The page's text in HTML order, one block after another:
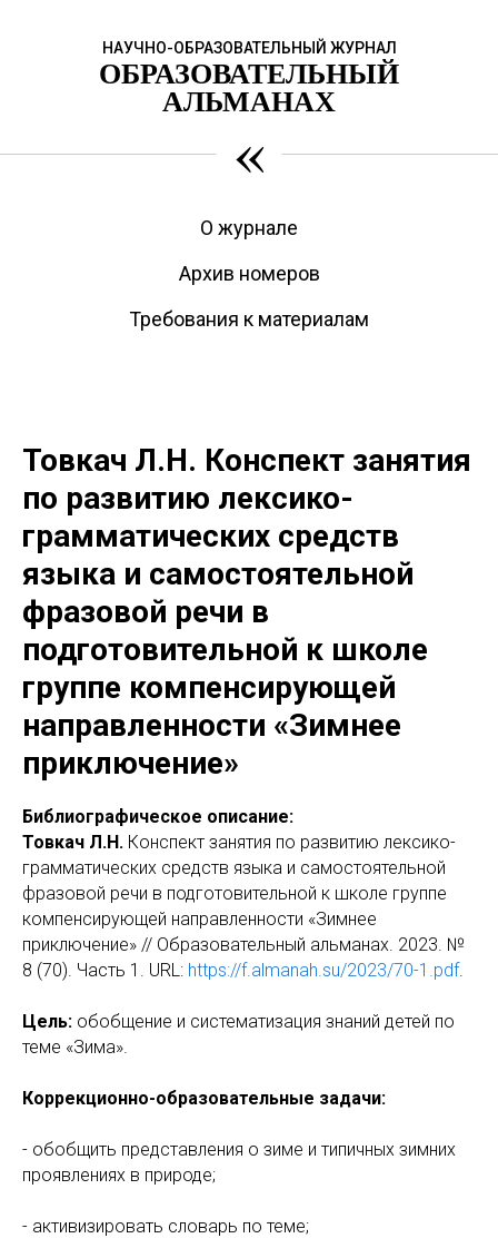
НАУЧНО-ОБРАЗОВАТЕЛЬНЫЙ ЖУРНАЛ
ОБРАЗОВАТЕЛЬНЫЙ
АЛЬМАНАХ
«
О журнале
Архив номеров
Требования к материалам
Товкач Л.Н. Конспект занятия
по развитию лексико-
грамматических средств
языка и самостоятельной
фразовой речи в
подготовительной к школе
группе компенсирующей
направленности «Зимнее
приключение»
Библиографическое описание:
Товкач Л.Н. Конспект занятия по развитию лексико-
грамматических средств языка и самостоятельной
фразовой речи в подготовительной к школе группе
компенсирующей направленности «Зимнее
приключение» // Образовательный альманах. 2023. №
8 (70). Часть 1. URL: https://f.almanah.su/2023/70-1.pdf.
Цель: обобщение и систематизация знаний детей по
теме «Зима».
Коррекционно-образовательные задачи:
- обобщить представления о зиме и типичных зимних
проявлениях в природе;
- активизировать словарь по теме;